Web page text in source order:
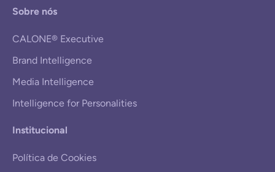
Sobre nós
CALONE® Executive
Brand Intelligence
Media Intelligence
Intelligence for Personalities
Institucional
Política de Cookies